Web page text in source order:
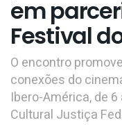
em
Festival
O encontro
conexões do
Ibero-América, de
Cultural Justiça